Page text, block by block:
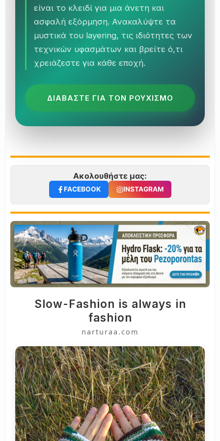
είναι το κλειδί για μια άνετη και
ασφαλή εξόρμηση. Ανακαλύψτε τα
μυστικά του layering, τις ιδιότητες των
τεχνικών υφασμάτων και βρείτε ό,τι
χρειάζεστε για κάθε εποχή.
ΔΙΑΒΑΣΤΕ ΓΙΑ ΤΟΝ ΡΟΥΧΙΣΜΟ
Ακολουθήστε μας:
FACEBOOK INSTAGRAM
Slow-Fashion is always in
fashion
narturaa.com